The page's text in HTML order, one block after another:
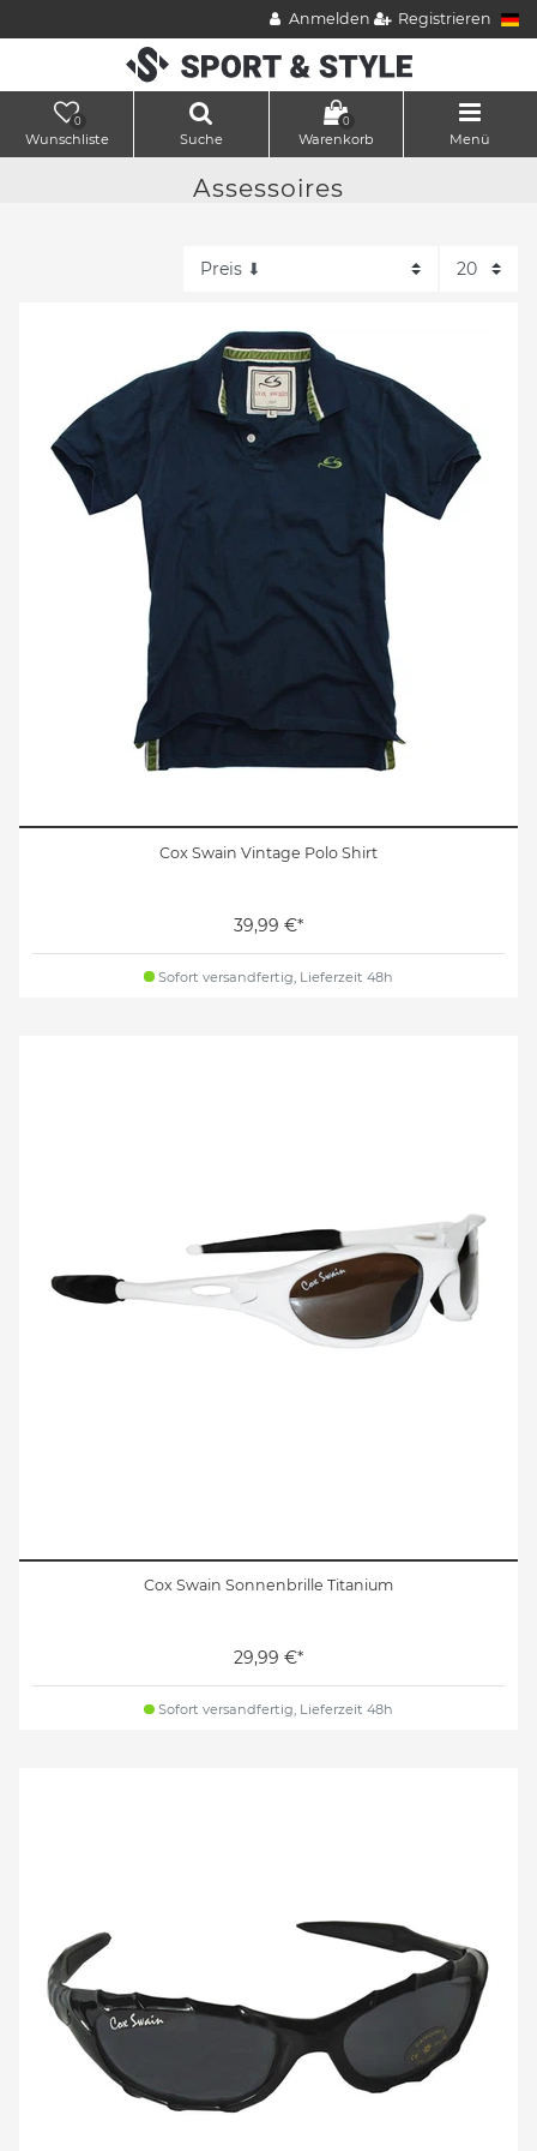
Anmelden Registrieren
0
Wunschliste Suche
0
Warenkorb Menü
Assessoires
Cox Swain Vintage Polo Shirt
39,99 €*
Sofort versandfertig, Lieferzeit 48h
Cox Swain Sonnenbrille Titanium
29,99 €*
Sofort versandfertig, Lieferzeit 48h